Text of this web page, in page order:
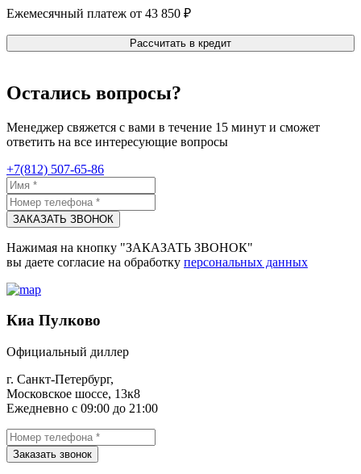
Ежемесячный платеж от 43 850 ₽
Рассчитать в кредит
Остались вопросы?
Менеджер свяжется с вами в течение 15 минут и сможет
ответить на все интересующие вопросы
+7(812) 507-65-86
ЗАКАЗАТЬ ЗВОНОК
Нажимая на кнопку "ЗАКАЗАТЬ ЗВОНОК"
вы даете согласие на обработку персональных данных
Киа Пулково
Официальный диллер
г. Санкт-Петербург,
Московское шоссе, 13к8
Ежедневно с 09:00 до 21:00
Заказать звонок